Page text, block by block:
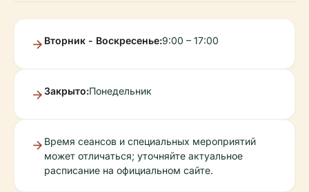
Вторник - Воскресенье:9:00 – 17:00
Закрыто:Понедельник
Время сеансов и специальных мероприятий
может отличаться; уточняйте актуальное
расписание на официальном сайте.